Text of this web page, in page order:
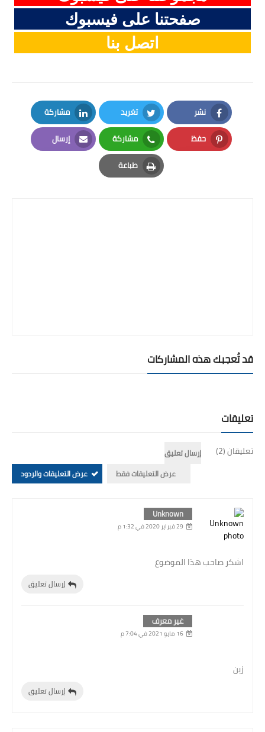
صفحتنا على فيسبوك
اتصل بنا
نشر
Facebook
تغريد
Twitter
مشاركة
LinkedIn
حفظ
Pinterest
مشاركة
Whatsapp
إرسال
Email
طباعة
Print
قد تُعجبك هذه المشاركات
تعليقات
تعليقان (2)
إرسال تعليق
عرض التعليقات فقط
عرض التعليقات والردود
Unknown
29 فبراير 2020 في 1:32 م
اشكر صاحب هذا الموضوع
إرسال تعليق
غير معرف
16 مايو 2021 في 7:04 م
زين
إرسال تعليق